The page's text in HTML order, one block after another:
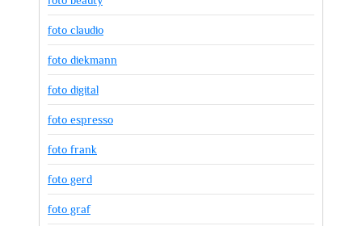
foto claudio
foto diekmann
foto digital
foto espresso
foto frank
foto gerd
foto graf